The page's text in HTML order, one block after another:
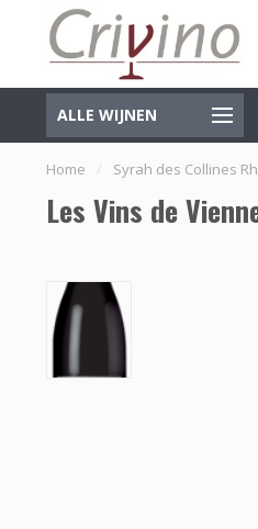
ALLE WIJNEN
Specialist in Italië en de Balkan
Home / Syrah des Collines
Les Vins de